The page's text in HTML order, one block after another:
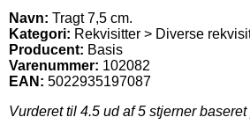
Navn: Tragt 7,5 cm.
Kategori: Rekvisitter > Diverse
Producent: Basis
Varenummer: 102082
EAN: 5022935197087
Vurderet til 4.5 ud af 5 stjerner baseret